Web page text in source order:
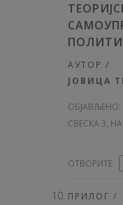
АУТОР /
ЈОВИЦА
ОБЈАВЉЕНО:
СВЕСКА 3,
ОТВОРИТЕ
ПРИЛОГ /